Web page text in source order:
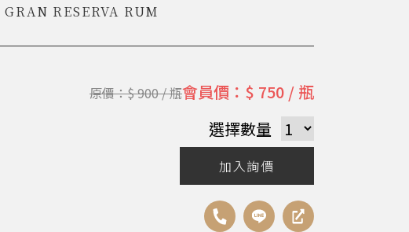
RESERVA RUM
原價：$ 900 / 瓶會員價：$ 750 / 瓶
選擇數量
加入詢價